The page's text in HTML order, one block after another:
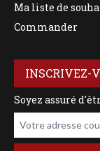
Ma liste de
Commander
INSCRIVEZ-
Soyez assuré
Votre adresse